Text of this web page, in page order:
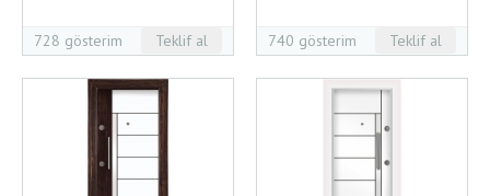
728 gösterim Teklif al 740 gösterim Teklif al